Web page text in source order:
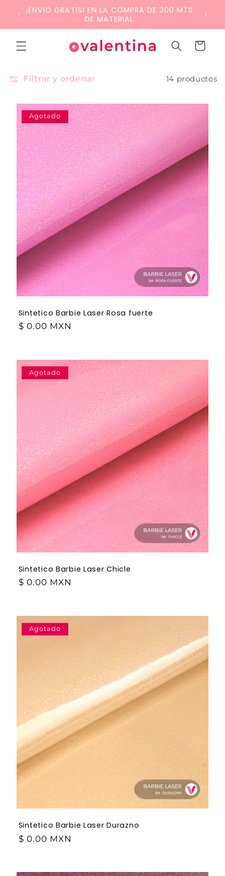
directamente
¡LLEVA SOLO LO QUE NECESITES! COMPRA
MÍNIMA: 50 CM DE MATERIAL
Carrito
Filtrar y ordenar 14 productos
Agotado
Sintetico Barbie Laser Rosa fuerte
$ 0.00 MXN
Agotado
Sintetico Barbie Laser Chicle
$ 0.00 MXN
Agotado
Sintetico Barbie Laser Durazno
$ 0.00 MXN